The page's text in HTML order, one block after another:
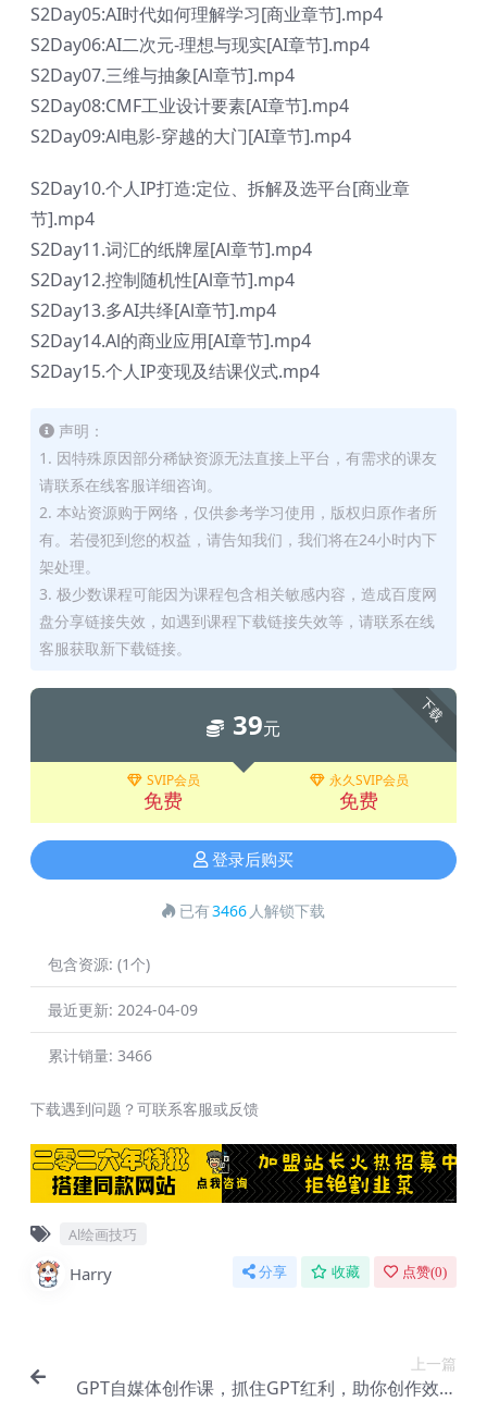
S2Day05:AI时代如何理解学习[商业章节].mp4
S2Day06:AI二次元-理想与现实[AI章节].mp4
S2Day07.三维与抽象[Al章节].mp4
S2Day08:CMF工业设计要素[AI章节].mp4
S2Day09:Al电影-穿越的大门[AI章节].mp4
S2Day10.个人IP打造:定位、拆解及选平台[商业章
节].mp4
S2Day11.词汇的纸牌屋[Al章节].mp4
S2Day12.控制随机性[Al章节].mp4
S2Day13.多AI共绎[Al章节].mp4
S2Day14.Al的商业应用[AI章节].mp4
S2Day15.个人IP变现及结课仪式.mp4
声明：
1. 因特殊原因部分稀缺资源无法直接上平台，有需求的课友
请联系在线客服详细咨询。
2. 本站资源购于网络，仅供参考学习使用，版权归原作者所
有。若侵犯到您的权益，请告知我们，我们将在24小时内下
架处理。
3. 极少数课程可能因为课程包含相关敏感内容，造成百度网
盘分享链接失效，如遇到课程下载链接失效等，请联系在线
客服获取新下载链接。
下载
39元
SVIP会员
免费
永久SVIP会员
免费
登录后购买
已有3466 人解锁下载
包含资源: (1个)
最近更新: 2024-04-09
累计销量: 3466
下载遇到问题？可联系客服或反馈
Al绘画技巧
Harry 分享 收藏 点赞(0)
上一篇
GPT自媒体创作课，抓住GPT红利，助你创作效率